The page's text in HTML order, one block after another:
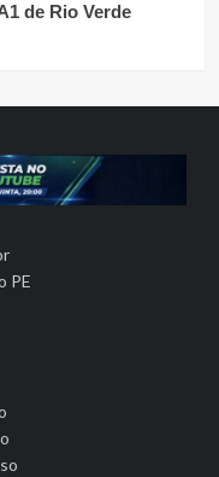
de Rio Verde
PE